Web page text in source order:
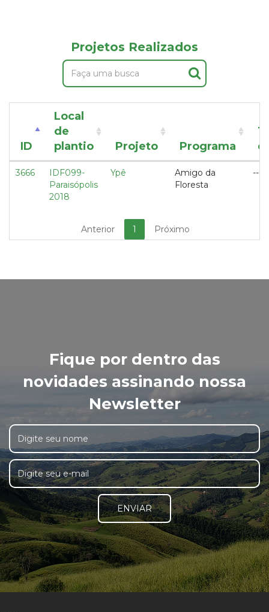
Projetos Realizados
ID
Local
de
plantio
Projeto Programa
3666
IDF099-
Paraisópolis
2018
Ypê
Amigo da
Floresta
---
Anterior 1 Próximo
Fique por dentro das
novidades assinando nossa
Newsletter
ENVIAR